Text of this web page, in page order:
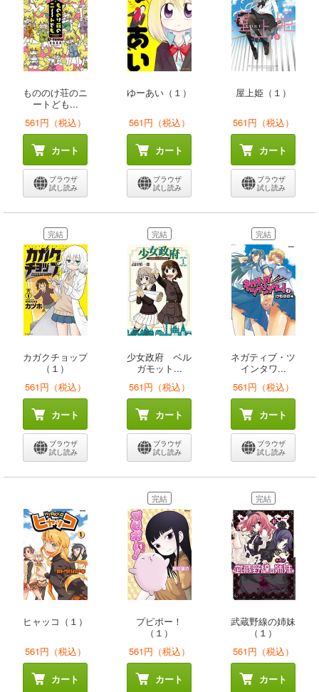
もののけ荘のニ
ートども...
561円（税込）
カート
ブラウザ
試し読み
ゆーあい（１）
561円（税込）
カート
ブラウザ
試し読み
屋上姫（１）
561円（税込）
カート
ブラウザ
試し読み
完結
カガクチョップ
（１）
561円（税込）
カート
ブラウザ
試し読み
完結
少女政府 ベル
ガモット...
561円（税込）
カート
ブラウザ
試し読み
完結
ネガティブ・ツ
インタワ...
561円（税込）
カート
ブラウザ
試し読み
ヒャッコ（１）
561円（税込）
カート
完結
プピポー！
（１）
561円（税込）
カート
完結
武蔵野線の姉妹
（１）
561円（税込）
カート